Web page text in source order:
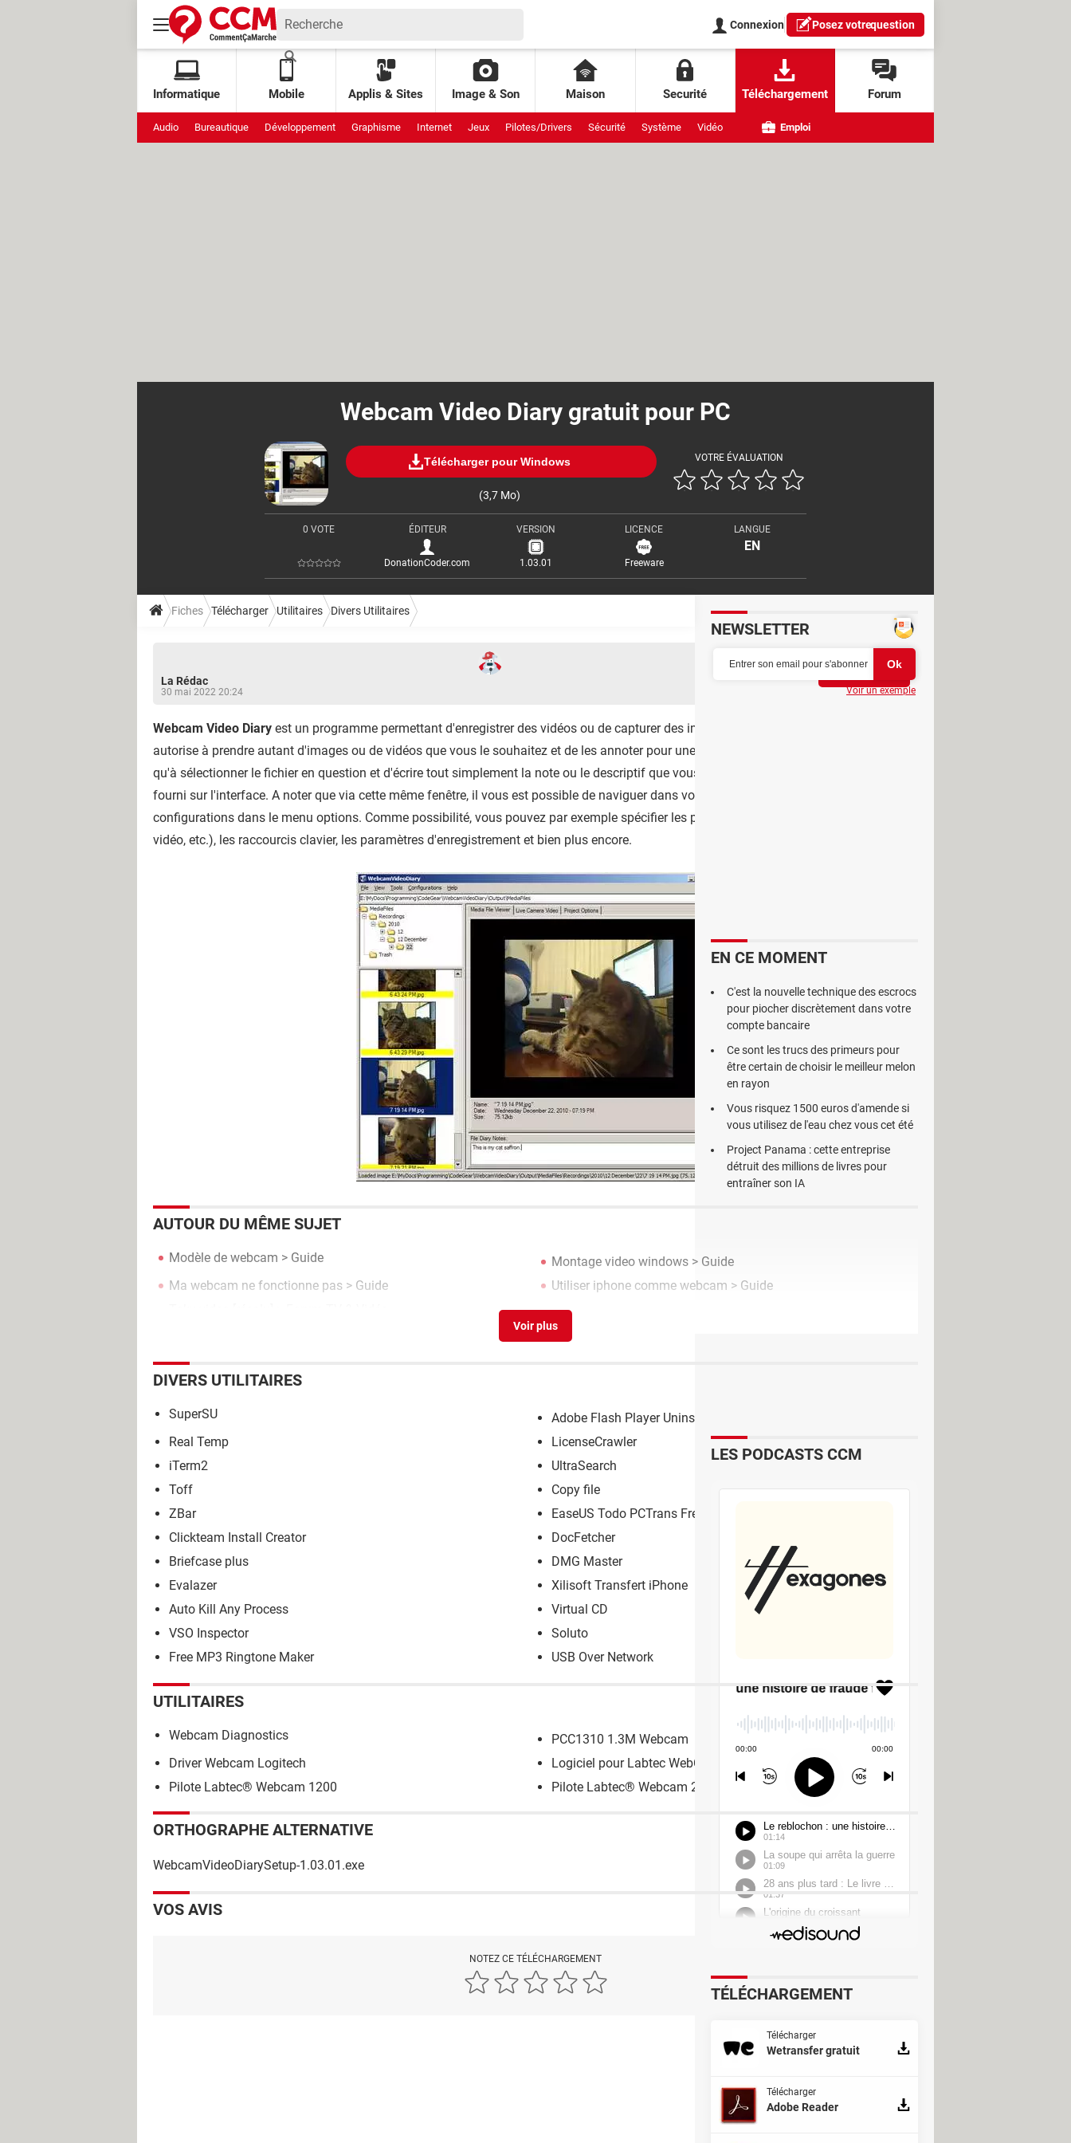
Connexion Posez votrequestion
Informatique Mobile Applis & Sites Image & Son Maison Securité Téléchargement Forum
Audio Bureautique Développement Graphisme Internet Jeux Pilotes/Drivers Sécurité Système Vidéo Emploi
Webcam Video Diary gratuit pour PC
Télécharger pour Windows
(3,7 Mo)
VOTRE ÉVALUATION
0 VOTE ÉDITEUR
DonationCoder.com
VERSION
1.03.01
LICENCE
Freeware
LANGUE
EN
Fiches Télécharger Utilitaires Divers Utilitaires
La Rédac
30 mai 2022 20:24
Webcam Video Diary est un programme permettant d'enregistrer des vidéos ou de capturer des images à partir d'une Webcam. Il vous
autorise à prendre autant d'images ou de vidéos que vous le souhaitez et de les annoter pour une recherche facile. Pour cela, vous n'avez
qu'à sélectionner le fichier en question et d'écrire tout simplement la note ou le descriptif que vous voulez ajouter sur le champ approprié
fourni sur l'interface. A noter que via cette même fenêtre, il vous est possible de naviguer dans vos dossiers et de spécifier vos propres
configurations dans le menu options. Comme possibilité, vous pouvez par exemple spécifier les périphériques utilisés (source audio,
vidéo, etc.), les raccourcis clavier, les paramètres d'enregistrement et bien plus encore.
AUTOUR DU MÊME SUJET
Modèle de webcam > Guide Montage video windows > Guide
Ma webcam ne fonctionne pas > Guide Utiliser iphone comme webcam > Guide
DIVERS UTILITAIRES
SuperSU
Adobe Flash Player Uninstaller
Real Temp
LicenseCrawler
iTerm2
UltraSearch
Toff
Copy file
ZBar
EaseUS Todo PCTrans Free
Clickteam Install Creator
DocFetcher
Briefcase plus
DMG Master
Evalazer
Xilisoft Transfert iPhone
Auto Kill Any Process
Virtual CD
VSO Inspector
Soluto
Free MP3 Ringtone Maker
USB Over Network
UTILITAIRES
Webcam Diagnostics
PCC1310 1.3M Webcam
Driver Webcam Logitech
Logiciel pour Labtec WebCam
Pilote Labtec® Webcam 1200
Pilote Labtec® Webcam 2200
ORTHOGRAPHE ALTERNATIVE
WebcamVideoDiarySetup-1.03.01.exe
VOS AVIS
NOTEZ CE TÉLÉCHARGEMENT
NEWSLETTER
Voir un exemple
EN CE MOMENT
C'est la nouvelle technique des escrocs
pour piocher discrètement dans votre
compte bancaire
Ce sont les trucs des primeurs pour
être certain de choisir le meilleur melon
en rayon
Vous risquez 1500 euros d'amende si
vous utilisez de l'eau chez vous cet été
Project Panama : cette entreprise
détruit des millions de livres pour
entraîner son IA
LES PODCASTS CCM
TÉLÉCHARGEMENT
Télécharger
Wetransfer gratuit
Télécharger
Adobe Reader